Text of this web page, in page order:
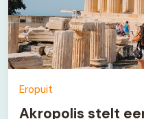
Eropuit
Akropolis stelt